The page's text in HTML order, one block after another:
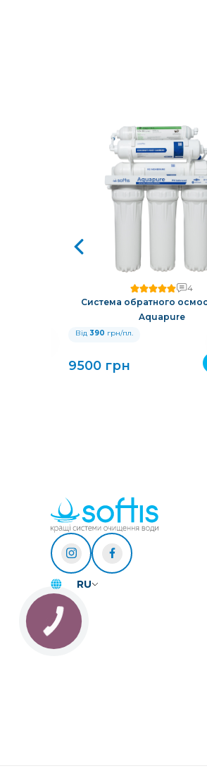
4
Система обратного
Aquapure
Від 390 грн/пл.
9500 грн
RU